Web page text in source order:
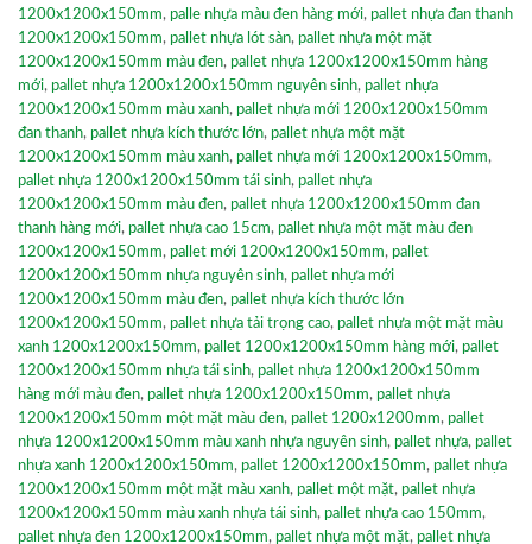
1200x1200x150mm, palle nhựa màu đen hàng mới, pallet nhựa đan thanh
1200x1200x150mm, pallet nhựa lót sàn, pallet nhựa một mặt
1200x1200x150mm màu đen, pallet nhựa 1200x1200x150mm hàng
mới, pallet nhựa 1200x1200x150mm nguyên sinh, pallet nhựa
1200x1200x150mm màu xanh, pallet nhựa mới 1200x1200x150mm
đan thanh, pallet nhựa kích thước lớn, pallet nhựa một mặt
1200x1200x150mm màu xanh, pallet nhựa mới 1200x1200x150mm,
pallet nhựa 1200x1200x150mm tái sinh, pallet nhựa
1200x1200x150mm màu đen, pallet nhựa 1200x1200x150mm đan
thanh hàng mới, pallet nhựa cao 15cm, pallet nhựa một mặt màu đen
1200x1200x150mm, pallet mới 1200x1200x150mm, pallet
1200x1200x150mm nhựa nguyên sinh, pallet nhựa mới
1200x1200x150mm màu đen, pallet nhựa kích thước lớn
1200x1200x150mm, pallet nhựa tải trọng cao, pallet nhựa một mặt màu
xanh 1200x1200x150mm, pallet 1200x1200x150mm hàng mới, pallet
1200x1200x150mm nhựa tái sinh, pallet nhựa 1200x1200x150mm
hàng mới màu đen, pallet nhựa 1200x1200x150mm, pallet nhựa
1200x1200x150mm một mặt màu đen, pallet 1200x1200mm, pallet
nhựa 1200x1200x150mm màu xanh nhựa nguyên sinh, pallet nhựa, pallet
nhựa xanh 1200x1200x150mm, pallet 1200x1200x150mm, pallet nhựa
1200x1200x150mm một mặt màu xanh, pallet một mặt, pallet nhựa
1200x1200x150mm màu xanh nhựa tái sinh, pallet nhựa cao 150mm,
pallet nhựa đen 1200x1200x150mm, pallet nhựa một mặt, pallet nhựa